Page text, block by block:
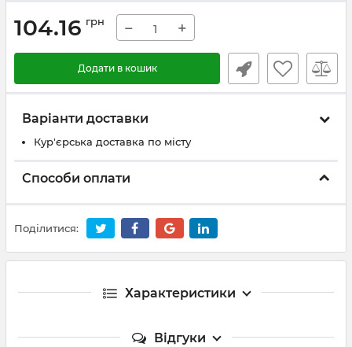
104.16 грн − +
Додати в кошик
Варіанти доставки
Кур'єрська доставка по місту
Способи оплати
Поділитися:
Характеристики
Відгуки